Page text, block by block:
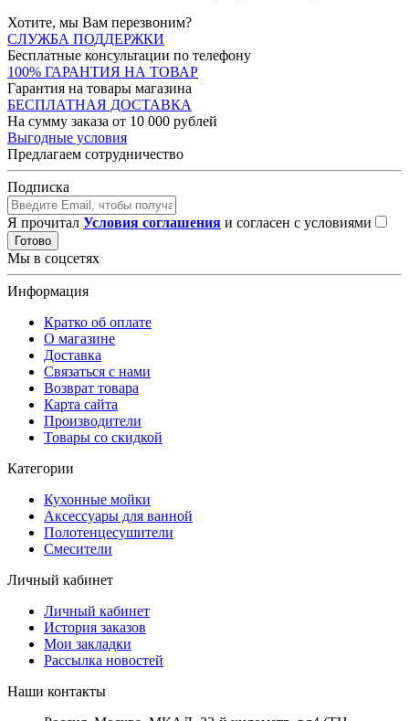
Хотите, мы Вам перезвоним?
СЛУЖБА ПОДДЕРЖКИ
Бесплатные консультации по телефону
100% ГАРАНТИЯ НА ТОВАР
Гарантия на товары магазина
БЕСПЛАТНАЯ ДОСТАВКА
На сумму заказа от 10 000 рублей
Выгодные условия
Предлагаем сотрудничество
Подписка
Я прочитал Условия соглашения и согласен с условиями
Готово
Мы в соцсетях
Информация
Кратко об оплате
О магазине
Доставка
Связаться с нами
Возврат товара
Карта сайта
Производители
Товары со скидкой
Категории
Кухонные мойки
Аксессуары для ванной
Полотенцесушители
Смесители
Личный кабинет
Личный кабинет
История заказов
Мои закладки
Рассылка новостей
Наши контакты